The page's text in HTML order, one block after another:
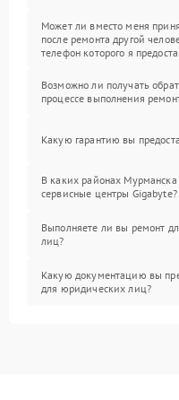
Может ли вместо меня
после ремонта другой
телефон которого я
Возможно ли получать
процессе выполнения
Какую гарантию вы
В каких районах Мурманска
сервисные центры Gigabyte?
Выполняете ли вы ремонт
лиц?
Какую документацию вы
для юридических лиц?